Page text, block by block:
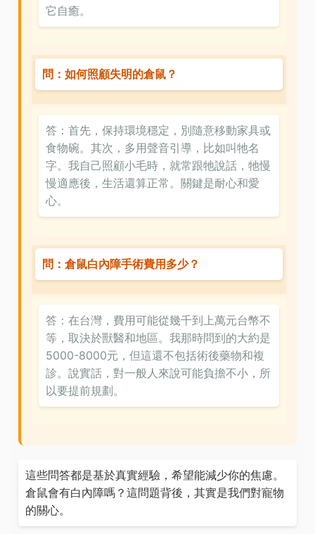
它自癒。
問：如何照顧失明的倉鼠？
答：首先，保持環境穩定，別隨意移動家具或
食物碗。其次，多用聲音引導，比如叫牠名
字。我自己照顧小毛時，就常跟牠說話，牠慢
慢適應後，生活還算正常。關鍵是耐心和愛
心。
問：倉鼠白內障手術費用多少？
答：在台灣，費用可能從幾千到上萬元台幣不
等，取決於獸醫和地區。我那時問到的大約是
5000-8000元，但這還不包括術後藥物和複
診。說實話，對一般人來說可能負擔不小，所
以要提前規劃。
這些問答都是基於真實經驗，希望能減少你的焦慮。
倉鼠會有白內障嗎？這問題背後，其實是我們對寵物
的關心。